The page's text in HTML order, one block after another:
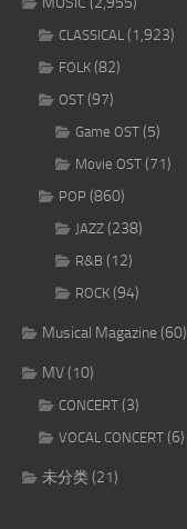
CLASSICAL (1,923)
FOLK (82)
OST (97)
Game OST (5)
Movie OST (71)
POP (860)
JAZZ (238)
R&B (12)
ROCK (94)
Musical Magazine(60)
MV(10)
CONCERT (3)
VOCAL CONCERT (6)
未分类(21)